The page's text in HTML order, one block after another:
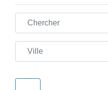
Chercher
Ville